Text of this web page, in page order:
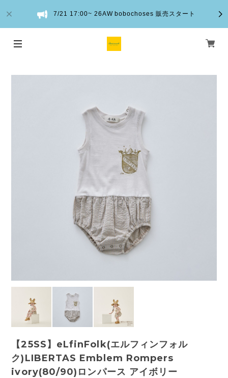
7/21 17:00~ 26AW bobochoses 販売スタート
【25SS】eLfinFolk(エルフィンフォル
ク)LIBERTAS Emblem Rompers
ivory(80/90)ロンパース アイボリー